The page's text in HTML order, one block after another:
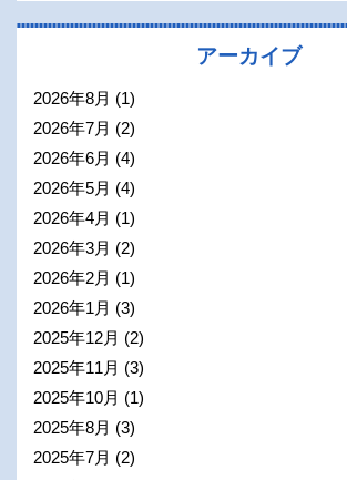
アーカイブ
2026年8月 (1)
2026年7月 (2)
2026年6月 (4)
2026年5月 (4)
2026年4月 (1)
2026年3月 (2)
2026年2月 (1)
2026年1月 (3)
2025年12月 (2)
2025年11月 (3)
2025年10月 (1)
2025年8月 (3)
2025年7月 (2)